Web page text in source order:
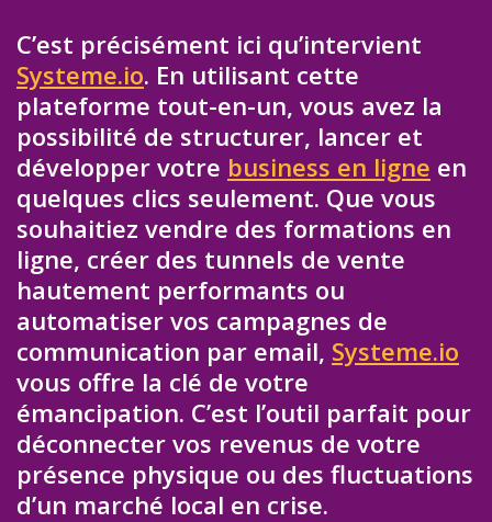
C’est précisément ici qu’intervient
Systeme.io. En utilisant cette
plateforme tout-en-un, vous avez la
possibilité de structurer, lancer et
développer votre business en ligne en
quelques clics seulement. Que vous
souhaitiez vendre des formations en
ligne, créer des tunnels de vente
hautement performants ou
automatiser vos campagnes de
communication par email, Systeme.io
vous offre la clé de votre
émancipation. C’est l’outil parfait pour
déconnecter vos revenus de votre
présence physique ou des fluctuations
d’un marché local en crise.